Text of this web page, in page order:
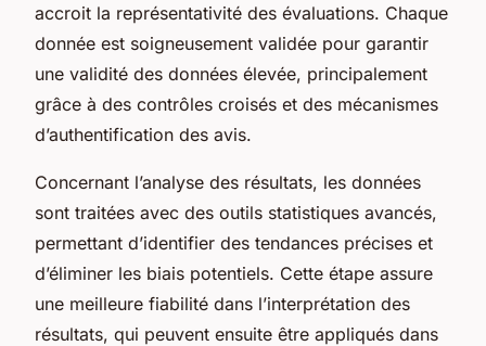
accroit la représentativité des évaluations. Chaque
donnée est soigneusement validée pour garantir
une validité des données élevée, principalement
grâce à des contrôles croisés et des mécanismes
d’authentification des avis.
Concernant l’analyse des résultats, les données
sont traitées avec des outils statistiques avancés,
permettant d’identifier des tendances précises et
d’éliminer les biais potentiels. Cette étape assure
une meilleure fiabilité dans l’interprétation des
résultats, qui peuvent ensuite être appliqués dans